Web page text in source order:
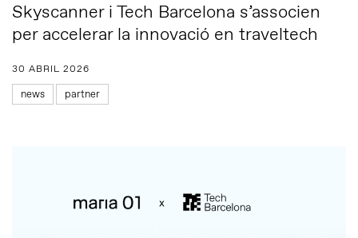
Skyscanner i Tech Barcelona s’associen
per accelerar la innovació en traveltech
30 ABRIL 2026
news partner